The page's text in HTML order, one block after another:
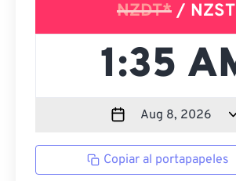
NZDT*/ NZST
Copiar al portapapeles